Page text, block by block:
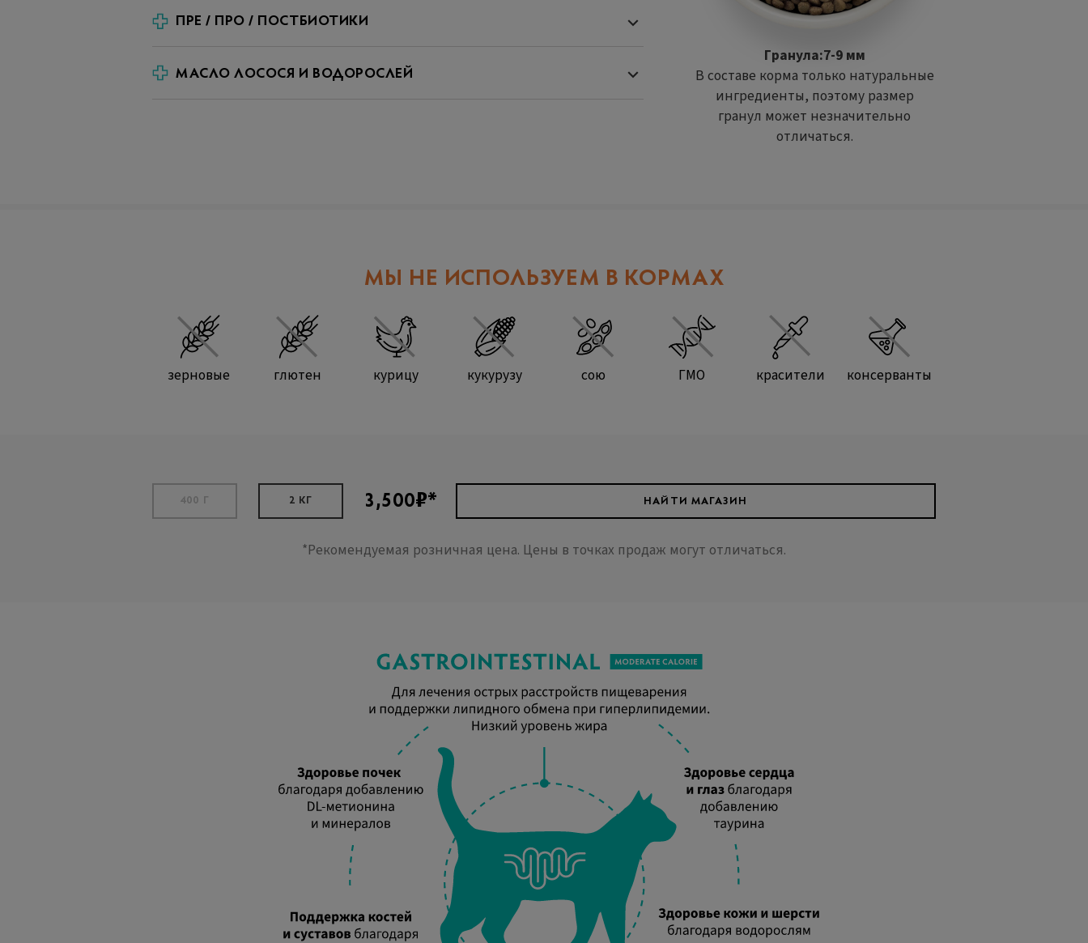
ПРЕ / ПРО / ПОСТБИОТИКИ
МАСЛО ЛОСОСЯ И ВОДОРОСЛЕЙ
Гранула:7-9 мм
В составе корма только натуральные
ингредиенты, поэтому размер
гранул может незначительно
отличаться.
МЫ НЕ ИСПОЛЬЗУЕМ В КОРМАХ
зерновые глютен курицу кукурузу сою ГМО красители консерванты
400 Г 2 КГ 3,500₽* НАЙТИ МАГАЗИН
*Рекомендуемая розничная цена. Цены в точках продаж могут отличаться.